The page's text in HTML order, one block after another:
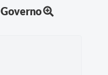
Governo